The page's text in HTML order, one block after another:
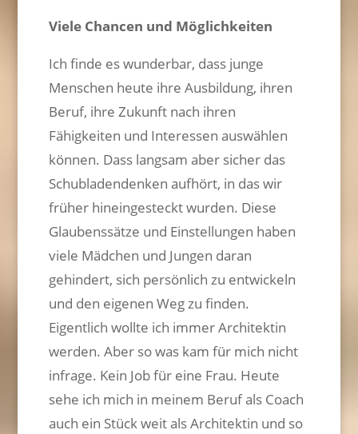
Viele Chancen und Möglichkeiten
Ich finde es wunderbar, dass junge
Menschen heute ihre Ausbildung, ihren
Beruf, ihre Zukunft nach ihren
Fähigkeiten und Interessen auswählen
können. Dass langsam aber sicher das
Schubladendenken aufhört, in das wir
früher hineingesteckt wurden. Diese
Glaubenssätze und Einstellungen haben
viele Mädchen und Jungen daran
gehindert, sich persönlich zu entwickeln
und den eigenen Weg zu finden.
Eigentlich wollte ich immer Architektin
werden. Aber so was kam für mich nicht
infrage. Kein Job für eine Frau. Heute
sehe ich mich in meinem Beruf als Coach
auch ein Stück weit als Architektin und so